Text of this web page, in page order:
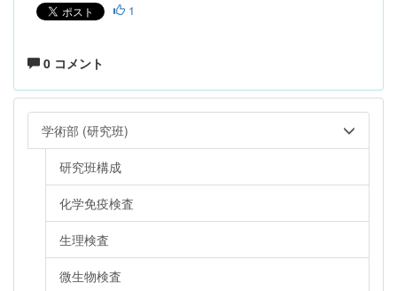
1
0 コメント
学術部 (研究班)
研究班構成
化学免疫検査
生理検査
微生物検査